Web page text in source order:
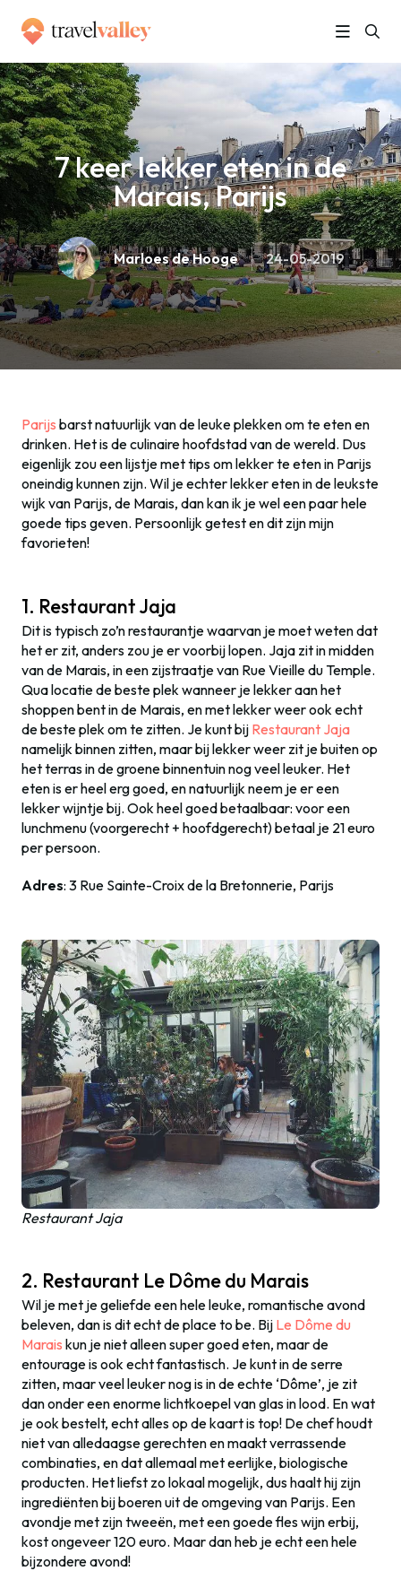
Home »
7 keer lekker eten in de
Marais, Parijs
Marloes de Hooge 24-05-2019
Parijs barst natuurlijk van de leuke plekken om te eten en
drinken. Het is de culinaire hoofdstad van de wereld. Dus
eigenlijk zou een lijstje met tips om lekker te eten in Parijs
oneindig kunnen zijn. Wil je echter lekker eten in de leukste
wijk van Parijs, de Marais, dan kan ik je wel een paar hele
goede tips geven. Persoonlijk getest en dit zijn mijn
favorieten!
1. Restaurant Jaja
Dit is typisch zo’n restaurantje waarvan je moet weten dat
het er zit, anders zou je er voorbij lopen. Jaja zit in midden
van de Marais, in een zijstraatje van Rue Vieille du Temple.
Qua locatie de beste plek wanneer je lekker aan het
shoppen bent in de Marais, en met lekker weer ook echt
de beste plek om te zitten. Je kunt bij Restaurant Jaja
namelijk binnen zitten, maar bij lekker weer zit je buiten op
het terras in de groene binnentuin nog veel leuker. Het
eten is er heel erg goed, en natuurlijk neem je er een
lekker wijntje bij. Ook heel goed betaalbaar: voor een
lunchmenu (voorgerecht + hoofdgerecht) betaal je 21 euro
per persoon.
Adres: 3 Rue Sainte-Croix de la Bretonnerie, Parijs
Restaurant Jaja
2. Restaurant Le Dôme du Marais
Wil je met je geliefde een hele leuke, romantische avond
beleven, dan is dit echt de place to be. Bij Le Dôme du
Marais kun je niet alleen super goed eten, maar de
entourage is ook echt fantastisch. Je kunt in de serre
zitten, maar veel leuker nog is in de echte ‘Dôme’, je zit
dan onder een enorme lichtkoepel van glas in lood. En wat
je ook bestelt, echt alles op de kaart is top! De chef houdt
niet van alledaagse gerechten en maakt verrassende
combinaties, en dat allemaal met eerlijke, biologische
producten. Het liefst zo lokaal mogelijk, dus haalt hij zijn
ingrediënten bij boeren uit de omgeving van Parijs. Een
avondje met zijn tweeën, met een goede fles wijn erbij,
kost ongeveer 120 euro. Maar dan heb je echt een hele
bijzondere avond!